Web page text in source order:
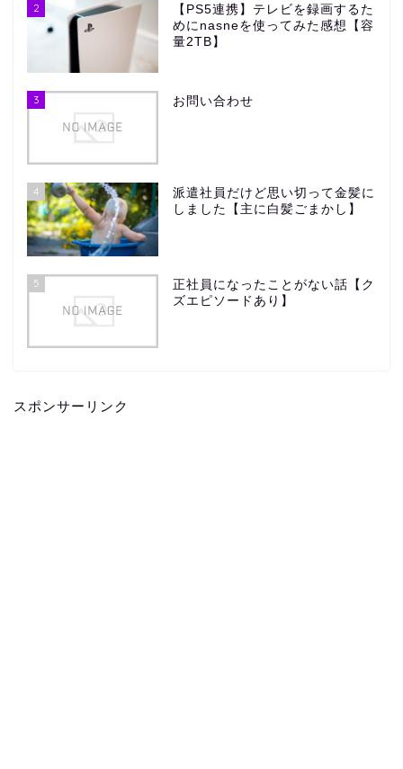
2
【PS5連携】テレビを録画するた
めにnasneを使ってみた感想【容
量2TB】
3 お問い合わせ
4
派遣社員だけど思い切って金髪に
しました【主に白髪ごまかし】
5
正社員になったことがない話【ク
ズエピソードあり】
スポンサーリンク